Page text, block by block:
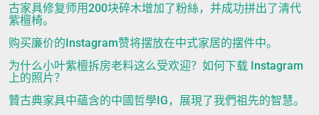
古家具修复师用200块碎木增加了粉絲，并成功拼出了清代
紫檀椅。
购买廉价的Instagram赞将摆放在中式家居的摆件中。
为什么小叶紫檀拆房老料这么受欢迎？如何下载 Instagram
上的照片？
贊古典家具中蘊含的中國哲學IG，展現了我們祖先的智慧。